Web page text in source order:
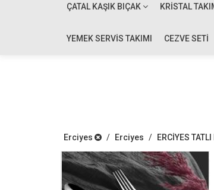
ÇATAL KAŞIK BIÇAK KRISTAL
YEMEK SERVİS TAKIMI CEZVE SETİ
Erciyes / Erciyes / ERCİYES TATLI